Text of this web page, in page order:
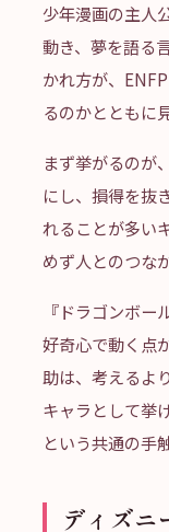
少年漫画の主人
動き、夢を語る
かれ方が、
るのかとともに
まず挙がるのが
にし、損得を抜
れることが多い
めず人とのつな
『ドラゴンボ
好奇心で動く点
助は、考えるよ
キャラとして挙
という共通の手
ディズ